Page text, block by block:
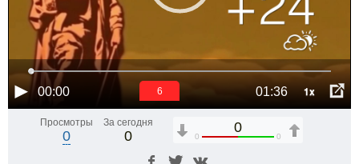
00:00 01:36 1x
6
Просмотры
0
За сегодня
0
0
0 0